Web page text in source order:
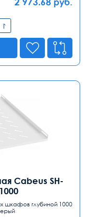
Cabeus SH-
шкафов глубиной 1000